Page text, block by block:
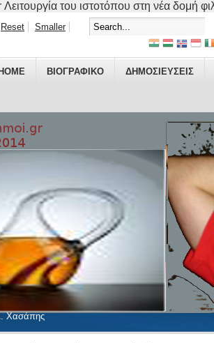
του ιστοτόπου στη νέα δομή
Χασάπης
ΒΙΟΓΡΑΦΙΚO ΔΗΜΟΣΙΕΥΣΕΙΣ
Reset Smaller